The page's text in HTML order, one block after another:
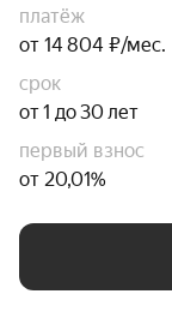
платёж
от 14 804 ₽/мес.
срок
от 1 до 30 лет
первый взнос
от 20,01%